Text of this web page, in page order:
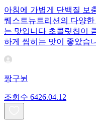
아침에 가볍게 단백질 보
퀘스트뉴트리션의 다양
는 맛입니다 초콜릿칩이
하게 씹히는 맛이 좋았습
짱구뉜
조회수 6426.04.12